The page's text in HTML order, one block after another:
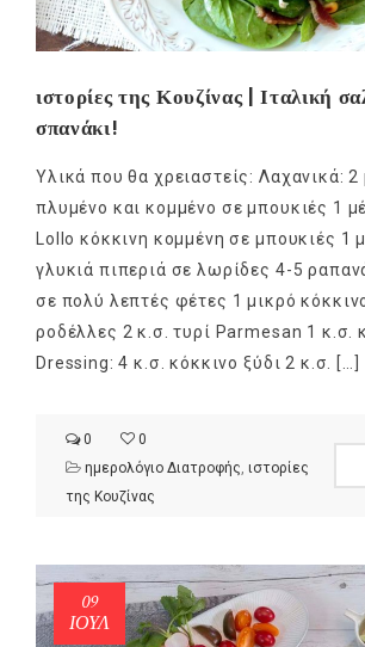
ιστορίες της Κουζίνας | Ιταλική
σπανάκι!
Υλικά που θα χρειαστείς: Λαχανικά: 2
πλυμένο και κομμένο σε μπουκιές 1
Lollo κόκκινη κομμένη σε μπουκιές 1
γλυκιά πιπεριά σε λωρίδες 4-5
σε πολύ λεπτές φέτες 1 μικρό
ροδέλλες 2 κ.σ. τυρί Parmesan 1 κ.σ.
Dressing: 4 κ.σ. κόκκινο ξύδι 2 κ.σ. […]
0
0
ημερολόγιο Διατροφής ιστορίες
της Κουζίνας
09
ΙΟΎΛ